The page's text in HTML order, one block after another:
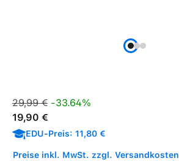
Verkaufspreis:
Regulärer Preis:
29,99 € -33.64%
19,90 €
EDU-Preis: 11,80 €
Preise inkl. MwSt. zzgl. Versandkosten